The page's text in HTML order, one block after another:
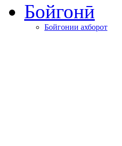
Бойгонӣ
Бойгонии ахборот